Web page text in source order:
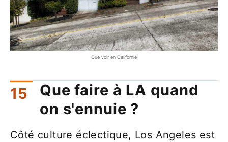
Que voir en Californie
Que faire à LA quand
on s'ennuie ?
Côté culture éclectique, Los Angeles est